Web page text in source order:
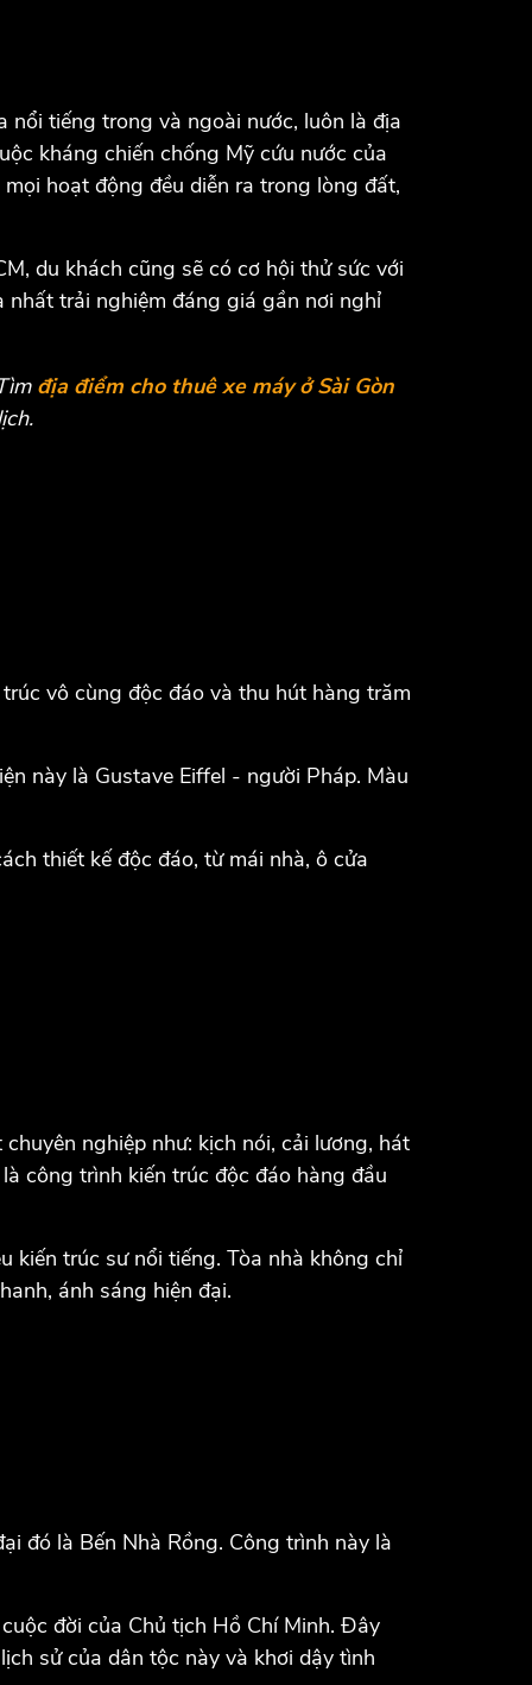
tiếng trong và ngoài nước, luôn là địa
kháng chiến chống Mỹ cứu nước của
hoạt động đều diễn ra trong lòng đất,
du khách cũng sẽ có cơ hội thử sức với
nhất trải nghiệm đáng giá gần nơi nghỉ
địa điểm cho thuê xe máy ở Sài Gòn
vô cùng độc đáo và thu hút hàng trăm
này là Gustave Eiffel - người Pháp. Màu
thiết kế độc đáo, từ mái nhà, ô cửa
nghiệp như: kịch nói, cải lương, hát
công trình kiến ​​trúc độc đáo hàng đầu
kiến ​​trúc sư nổi tiếng. Tòa nhà không chỉ
ánh sáng hiện đại.
đó là Bến Nhà Rồng. Công trình này là
đời của Chủ tịch Hồ Chí Minh. Đây
sử của dân tộc này và khơi dậy tình